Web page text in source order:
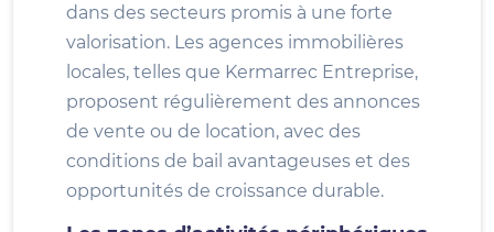
dans des secteurs promis à une forte
valorisation. Les agences immobilières
locales, telles que Kermarrec Entreprise,
proposent régulièrement des annonces
de vente ou de location, avec des
conditions de bail avantageuses et des
opportunités de croissance durable.